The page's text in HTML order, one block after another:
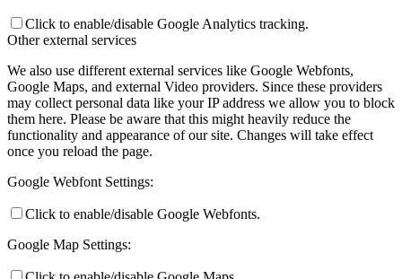
Click to enable/disable Google Analytics tracking.
Other external services
We also use different external services like Google Webfonts,
Google Maps, and external Video providers. Since these providers
may collect personal data like your IP address we allow you to block
them here. Please be aware that this might heavily reduce the
functionality and appearance of our site. Changes will take effect
once you reload the page.
Google Webfont Settings:
Click to enable/disable Google Webfonts.
Google Map Settings: